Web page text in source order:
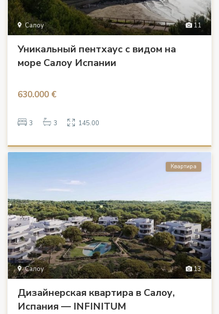
11
Салоу
Уникальный пентхаус с видом на
море Салоу Испании
630.000 €
3 3 145.00
13
Салоу
Квартира
Дизайнерская квартира в Салоу,
Испания — INFINITUM